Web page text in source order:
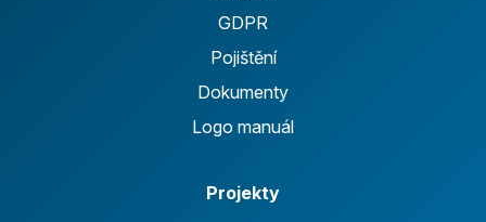
GDPR
Pojištění
Dokumenty
Logo manuál
Projekty